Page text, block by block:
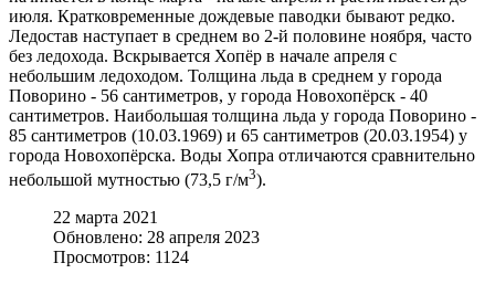
июля. Кратковременные дождевые паводки бывают редко.
Ледостав наступает в среднем во 2-й половине ноября, часто
без ледохода. Вскрывается Хопёр в начале апреля с
небольшим ледоходом. Толщина льда в среднем у города
Поворино - 56 сантиметров, у города Новохопёрск - 40
сантиметров. Наибольшая толщина льда у города Поворино -
85 сантиметров (10.03.1969) и 65 сантиметров (20.03.1954) у
города Новохопёрска. Воды Хопра отличаются сравнительно
небольшой мутностью (73,5 г/м3).
22 марта 2021
Обновлено: 28 апреля 2023
Просмотров: 1124